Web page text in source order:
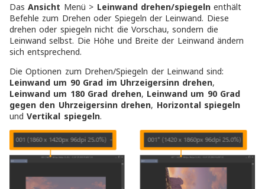
DasAnsicht Menü > Leinwand drehen/spiegeln enthält
Befehle zum Drehen oder Spiegeln der Leinwand. Diese
drehen oder spiegeln nicht die Vorschau, sondern die
Leinwand selbst. Die Höhe und Breite der Leinwand ändern
sich entsprechend.
Die Optionen zum Drehen/Spiegeln der Leinwand sind:
Leinwand um 90 Grad im Uhrzeigersinn drehen,
Leinwand um 180 Grad drehen, Leinwand um 90 Grad
gegen den Uhrzeigersinn drehen, Horizontal spiegeln
undVertikal spiegeln.